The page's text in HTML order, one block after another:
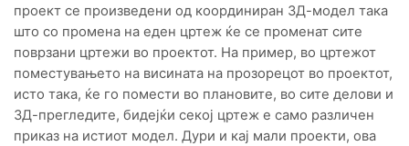
проект се произведени од координиран 3Д-модел така
што со промена на еден цртеж ќе се променат сите
поврзани цртежи во проектот. На пример, во цртежот
поместувањето на висината на прозорецот во проектот,
исто така, ќе го помести во плановите, во сите делови и
3Д-прегледите, бидејќи секој цртеж е само различен
приказ на истиот модел. Дури и кај мали проекти, ова